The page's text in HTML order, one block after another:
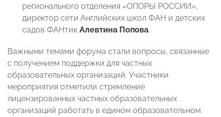
регионального отделения «ОПОРЫ РОССИИ»,
директор сети Английских школ ФАН и детских
садов ФАНтик Алевтина Попова.
Важными темами форума стали вопросы, связанные
с получением поддержки для частных
образовательных организаций. Участники
мероприятия отметили стремление
лицензированных частных образовательных
организаций работать в едином образовательном